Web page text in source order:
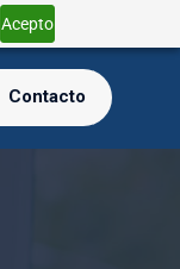
Aceptoinfo@ide.edu.ec
Contacto